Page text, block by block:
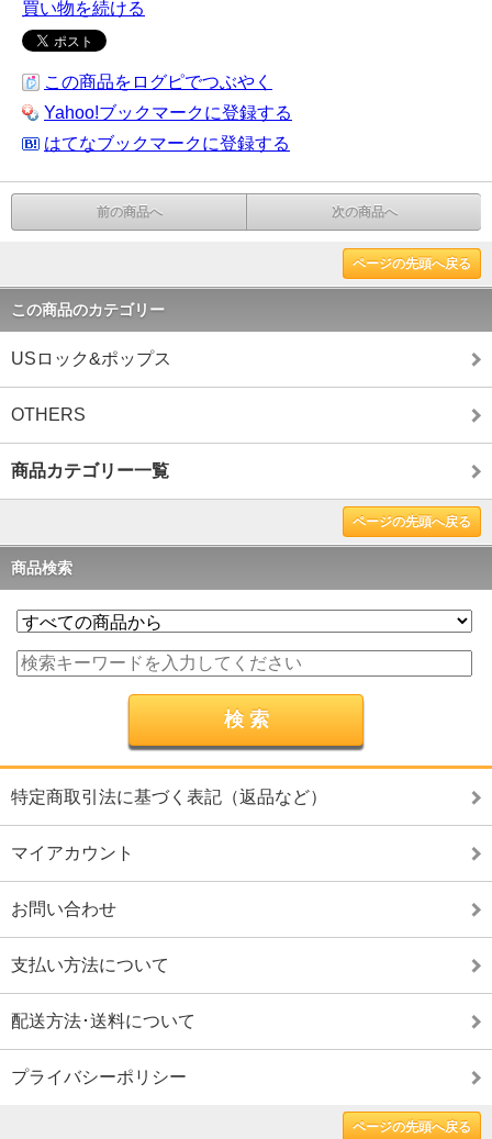
買い物を続ける
この商品をログピでつぶやく
Yahoo!ブックマークに登録する
はてなブックマークに登録する
前の商品へ 次の商品へ
ページの先頭へ戻る
この商品のカテゴリー
USロック&ポップス
OTHERS
商品カテゴリー一覧
ページの先頭へ戻る
商品検索
特定商取引法に基づく表記（返品など）
マイアカウント
お問い合わせ
支払い方法について
配送方法･送料について
プライバシーポリシー
ページの先頭へ戻る